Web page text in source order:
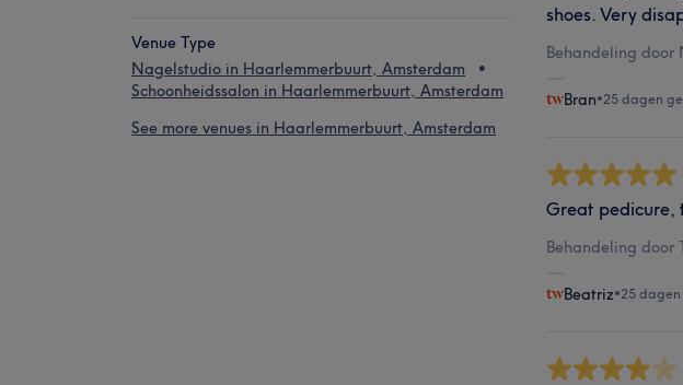
Venue Type
Nagelstudio in Haarlemmerbuurt, Amsterdam
Schoonheidssalon in Haarlemmerbuurt, Amsterdam
See more venues in Haarlemmerbuurt, Amsterdam
shoes. Very
Behandeling door
Bran•25 dagen
Great pedicure,
Behandeling door
Beatriz•25